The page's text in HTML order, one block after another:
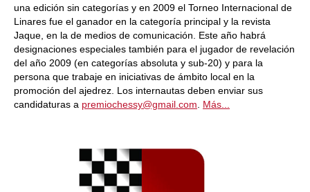
una edición sin categorías y en 2009 el Torneo Internacional de
Linares fue el ganador en la categoría principal y la revista
Jaque, en la de medios de comunicación. Este año habrá
designaciones especiales también para el jugador de revelación
del año 2009 (en categorías absoluta y sub-20) y para la
persona que trabaje en iniciativas de ámbito local en la
promoción del ajedrez. Los internautas deben enviar sus
candidaturas a premiochessy@gmail.com Más...